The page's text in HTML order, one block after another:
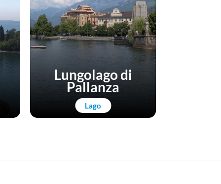
Lago
Lungolago di
Pallanza